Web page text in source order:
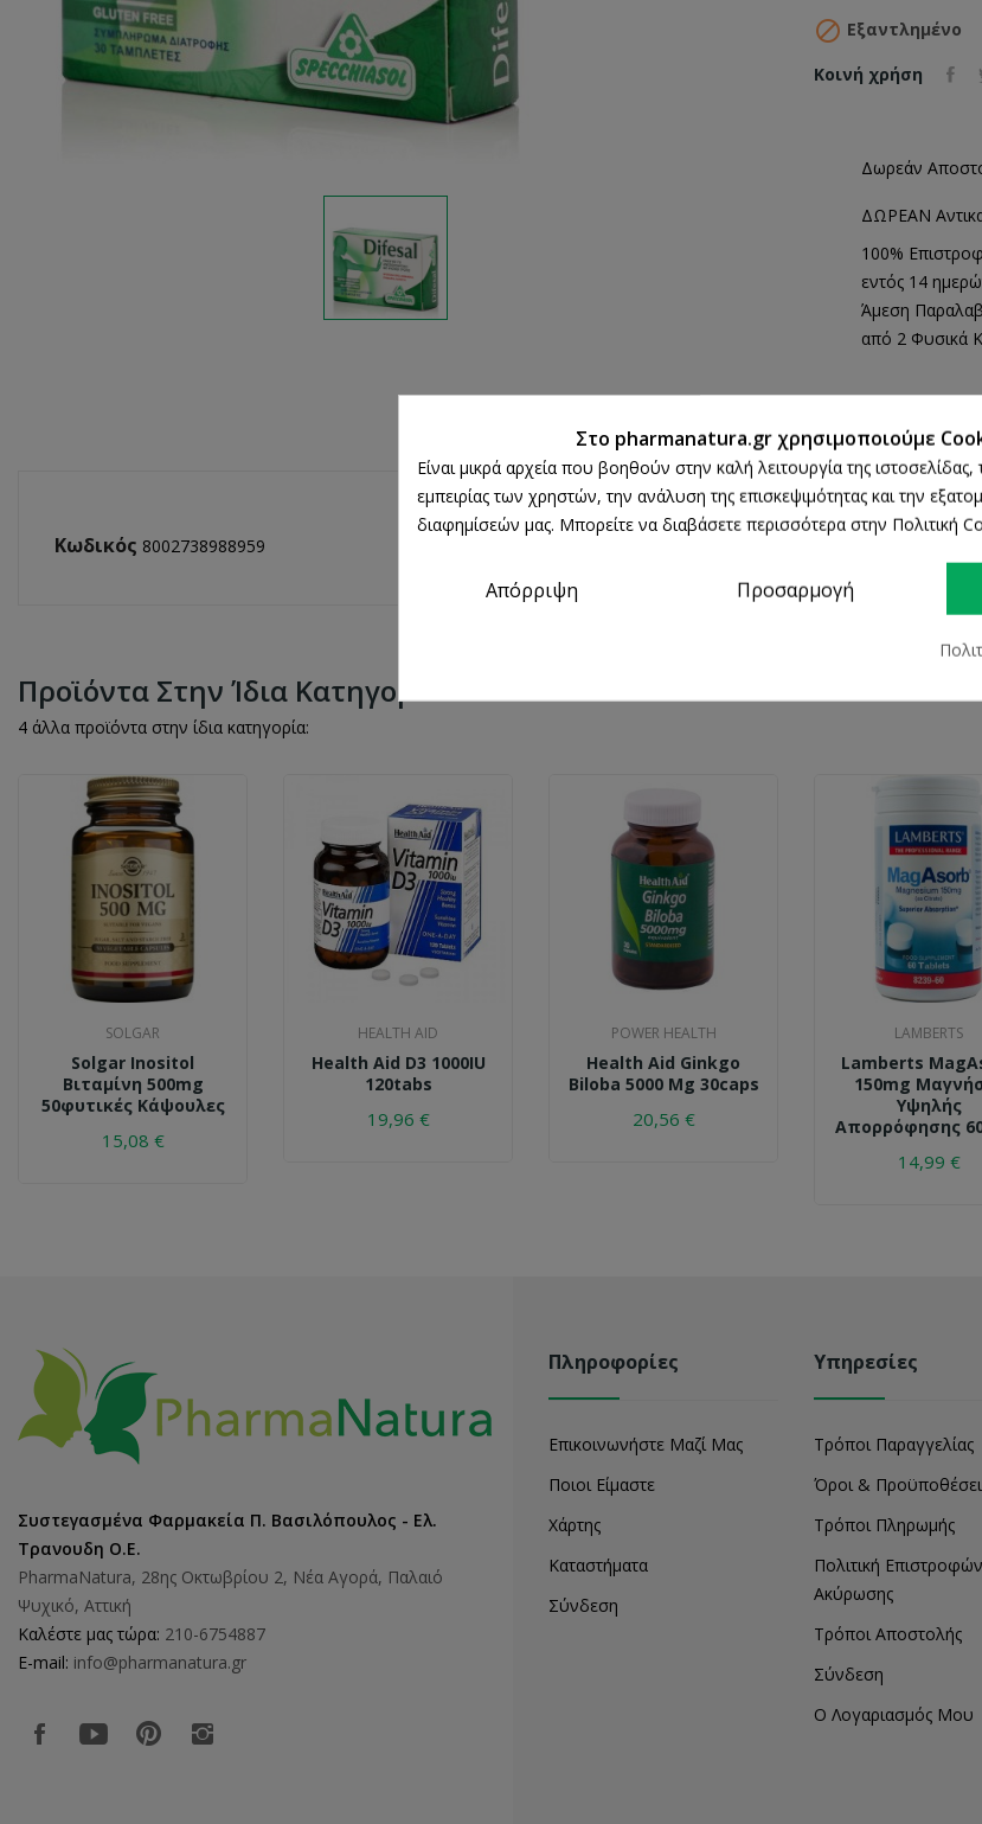
 Εξαντλημένο
Κοινή χρήση
Δωρεάν
ΔΩΡΕΑΝ
100%
εντός 14
Άμεση
από 2 Φυσικά
ΛΕΠΤΟΜΈΡΕΙΕΣ ΠΡΟΪΌΝΤΟΣ
Κωδικός 8002738988959
Προϊόντα Στην Ίδια Κατηγορία
4 άλλα προϊόντα στην ίδια κατηγορία:
SOLGAR
Solgar Inositol
Βιταμίνη 500mg
50φυτικές Κάψουλες
15,08 €
HEALTH AID
Health Aid D3 1000IU
120tabs
19,96 €
POWER HEALTH
Health Aid Ginkgo
Biloba 5000 Mg 30caps
20,56 €
LAMBERTS
Lamberts
150mg
Υψηλής
Απορρόφησης
14,99 €
Συστεγασμένα Φαρμακεία Π. Βασιλόπουλος - Ελ.
Τρανουδη Ο.Ε.
PharmaNatura, 28ης Οκτωβρίου 2, Νέα Αγορά, Παλαιό
Ψυχικό, Αττική
Καλέστε μας τώρα: 210-6754887
E-mail: info@pharmanatura.gr
Πληροφορίες
Επικοινωνήστε Μαζί Μας
Ποιοι Είμαστε
Χάρτης
Καταστήματα
Σύνδεση
Υπηρεσίες
Τρόποι Παραγγελίας
Όροι &
Τρόποι Πληρωμής
Πολιτική
Ακύρωσης
Τρόποι Αποστολής
Σύνδεση
Ο Λογαριασμός Μου
Στο pharmanatura.gr χρησιμοποιούμε
Είναι μικρά αρχεία που βοηθούν στην καλή λειτουργία της ιστοσελίδας,
εμπειρίας των χρηστών, την ανάλυση της επισκεψιμότητας και την
διαφημίσεών μας. Μπορείτε να διαβάσετε περισσότερα στην Πολιτική
Απόρριψη Προσαρμογή